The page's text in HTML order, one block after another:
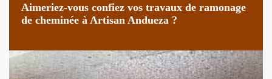
Aimeriez-vous confiez vos travaux de ramonage
de cheminée à Artisan Andueza ?